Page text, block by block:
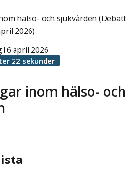
hälso- och sjukvården (Debatt
2026)
inom hälso- och
16 april 2026
22 sekunder